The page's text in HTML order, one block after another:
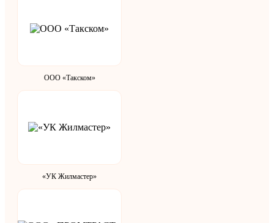
ООО «Такском»
«УК Жилмастер»